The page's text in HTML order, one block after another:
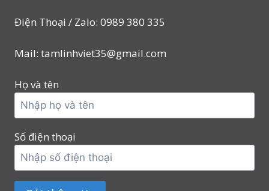
Điện Thoại / Zalo: 0989 380 335
Mail: tamlinhviet35@gmail.com
Họ và tên
Số điện thoại